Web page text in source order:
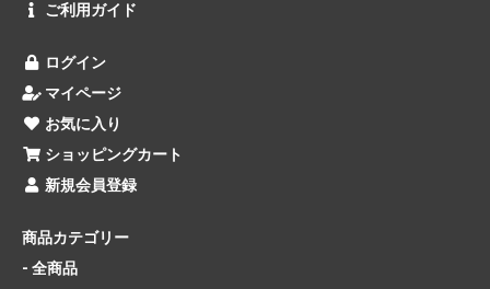
ご利用ガイド
ログイン
マイページ
お気に入り
ショッピングカート
新規会員登録
商品カテゴリー
- 全商品